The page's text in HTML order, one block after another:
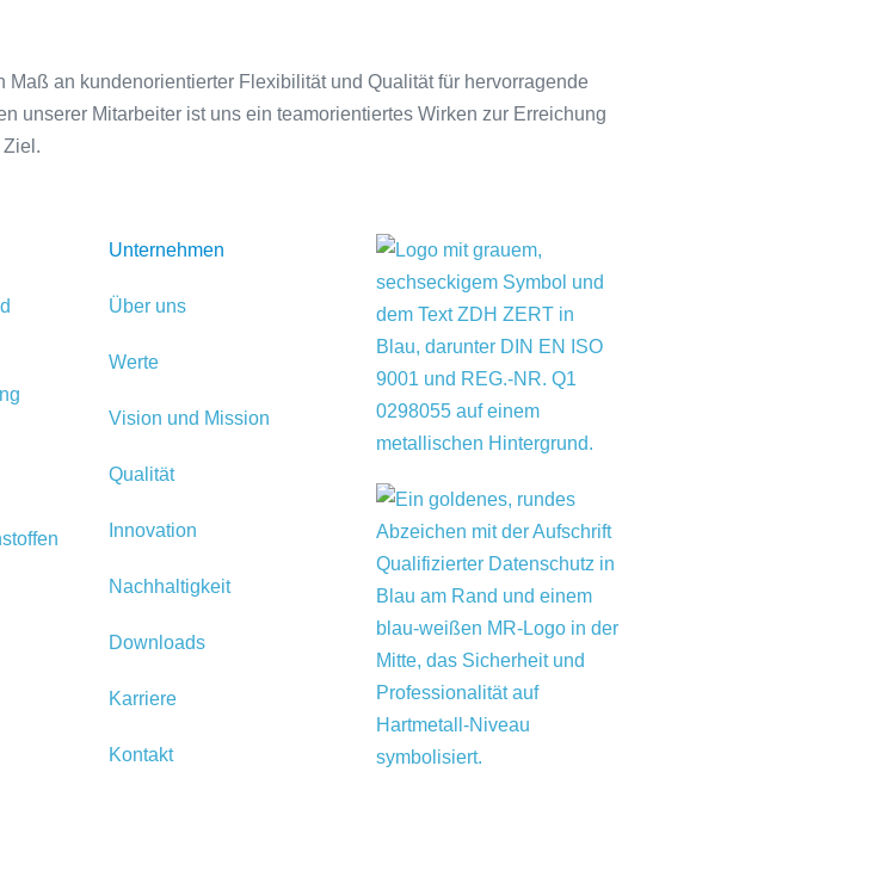
an kundenorientierter Flexibilität und Qualität für hervorragende
unserer Mitarbeiter ist uns ein teamorientiertes Wirken zur Erreichung
Unternehmen
Über uns
Werte
Vision und Mission
Qualität
Innovation
Nachhaltigkeit
Downloads
Karriere
Kontakt